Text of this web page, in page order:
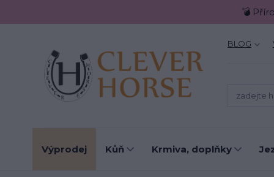
💣
BLOG
Výprodej Kůň Krmiva, doplňky